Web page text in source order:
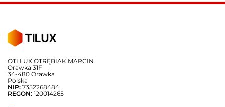
OTI LUX OTRĘBIAK MARCIN
Orawka 31F
34-480 Orawka
Polska
NIP: 7352268484
REGON: 120014265